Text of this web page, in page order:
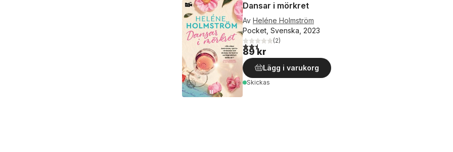
Dansar i mörkret
Av Heléne Holmström
Pocket, Svenska, 2023
2,5utav 5 stjärnor. Totalt antal röster:
(2)
89 kr
Lägg i varukorg
Skickas